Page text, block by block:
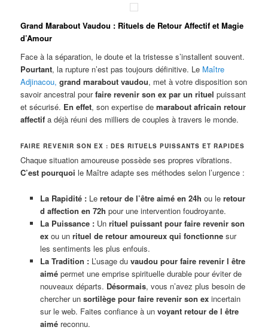
Grand Marabout Vaudou : Rituels de Retour Affectif et Magie
d’Amour
Face à la séparation, le doute et la tristesse s’installent souvent.
Pourtant, la rupture n’est pas toujours définitive. Le Maître
Adjinacou, grand marabout vaudou, met à votre disposition son
savoir ancestral pourfaire revenir son ex par un rituel puissant
et sécurisé. En effet, son expertise demarabout africain retour
affectif a déjà réuni des milliers de couples à travers le monde.
FAIRE REVENIR SON EX : DES RITUELS PUISSANTS ET RAPIDES
Chaque situation amoureuse possède ses propres vibrations.
C’est pourquoi le Maître adapte ses méthodes selon l’urgence :
La Rapidité :Le retour de l’être aimé en 24h ou le retour
d affection en 72h pour une intervention foudroyante.
La Puissance :Un rituel puissant pour faire revenir son
exou un rituel de retour amoureux qui fonctionnesur
les sentiments les plus enfouis.
La Tradition :L’usage du vaudou pour faire revenir l être
aimépermet une emprise spirituelle durable pour éviter de
nouveaux départs. Désormais, vous n’avez plus besoin de
chercher un sortilège pour faire revenir son exincertain
sur le web. Faites confiance à un voyant retour de l être
aiméreconnu.